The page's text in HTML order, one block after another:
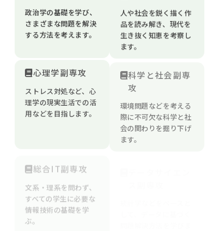
政治学の基礎を学び、
さまざまな問題を解決
する方法を考えます。
人や社会を鋭く描く作
品を読み解き、現代を
生き抜く知恵を考察し
ます。
心理学副専攻
ストレス対処など、心
理学の現実生活での活
用などを目指します。
科学と社会副専
攻
環境問題などを考える
際に不可欠な科学と社
会の関わりを掘り下げ
ます。
すべての学生に必要な
情報技術の基礎を学
ぶ。